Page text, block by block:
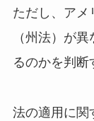
ただし、アメ
（州法）が
るのかを判断
法の適用に関